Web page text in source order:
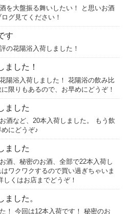
を大盤振る舞いしたい！ と思いお酒
グ見てください！
す
の花陽浴入荷しました！
ました！
陽浴入荷しました！ 花陽浴の飲み比
限りもあるので、お早めにどうぞ！
ました
酒など、20本入荷しました。 もう飲
にどうぞ♪
ました
酒、秘密のお酒、全部で22本入荷し
ワクワクするので買い過ぎちゃいま
くはお店までどうぞ！
ました。
！ 今回は12本入荷です！ 秘密のお